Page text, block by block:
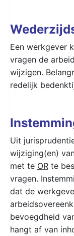
Een werkgever
vragen de
wijzigen.
redelijk
Uit
wijziging(en)
met te OR te
vragen.
dat de
bevoegdheid
hangt af van